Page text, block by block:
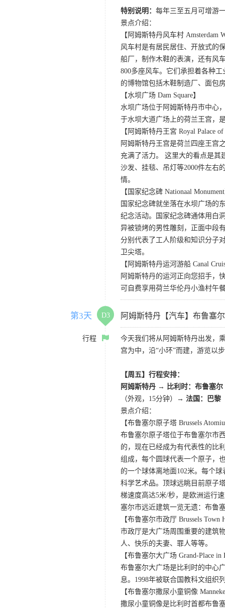
特别说明： 每年三至五月可增游
景点介绍：
【阿姆斯特丹风车村 Amsterdam
风车村是有居民居住、开放式的
船厂，制作木鞋的表演，还有风
800多座风车。它们承担着各种
的博物馆包括木鞋制造厂、面包
【水坝广场 Dam Square】
水坝广场位于阿姆斯特丹市中心
于水坝大道广场上的荷兰王宫，
【阿姆斯特丹王宮 Royal Palace
阿姆斯特丹王宫是荷兰四座王宫
充满了活力。 这里大的看点是其
沙发、挂毯、吊灯等2000件左右
情。
【国家纪念碑 Nationaal
国家纪念碑就坐落在水坝广场的
纪念活动。国家纪念碑通体用白
异被锁烤的男性雕刻，正面中段
分别代表了工人阶级和知识分子
卫尖塔。
【阿姆斯特丹运河游船 Canal
阿姆斯特丹的运河正向您招手，
可自费享用荷兰华伦丹小渔村午
第3天 D3 阿姆斯特丹【汽车】布鲁塞
行程
今天我们将从阿姆斯特丹出发，
宫为中，沿“小环”而建，游览以
【周五】行程安排：
阿姆斯特丹 → 比利时：布鲁塞
（外观，15分钟）
→ 法国：巴黎
景点介绍：
【布鲁塞尔原子塔 Brussels
布鲁塞尔原子塔位于布鲁塞尔市
的，现在已经成为有代表性的比
组成，每个圆球代表一个原子，
的一个球体离地面102米。每个
科学艺术品。顶球远眺目前原子
梯速度高达5米/秒，是欧洲运行
塞尔市远近建筑一览无遗：布鲁
【布鲁塞尔市政厅 Brussels Town
市政厅是大广场周围重要的建筑
人、快乐的夫妻、罪人等等。
【布鲁塞尔大广场 Grand-Place in
布鲁塞尔大广场是比利时的中心
息。1998年被联合国教科文组织
【布鲁塞尔撒尿小童铜像
撒尿小童铜像是比利时首都布鲁